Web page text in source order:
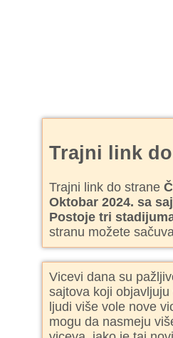
Trajni link
Trajni link do strane
Oktobar 2024. sa
Postoje tri
stranu možete
Vicevi dana su
sajtova koji
ljudi više vole nove
mogu da nasmeju